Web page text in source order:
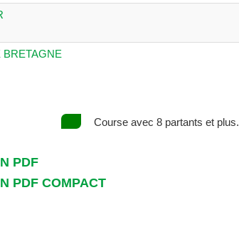
Course avec 8 partants et plus.
PDF
PDF COMPACT